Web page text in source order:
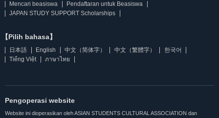
Mencari beasiswa
Pendaftaran untuk Beasiswa
JAPAN STUDY SUPPORT Scholarships
【Pilih bahasa】
日本語 English 中文（简体字） 中文（繁體字）
한국어
Tiếng Việt
ภาษาไทย
Pengoperasi website
Website ini dioperasikan oleh ASIAN STUDENTS CULTURAL ASSOCIATION dan